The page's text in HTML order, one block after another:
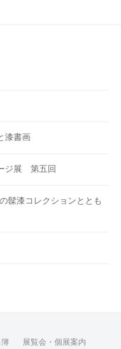
漆書画
ジ展 第五回
髹漆コレクションととも
展覧会・個展案内